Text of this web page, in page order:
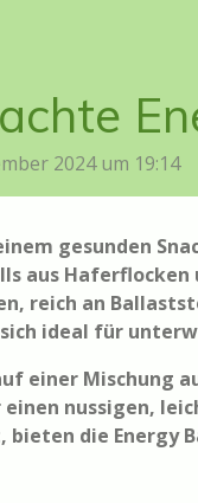
2024 um 19:14
gesunden
aus
reich an
sich ideal für
einer Mischung
nussigen,
die Energy